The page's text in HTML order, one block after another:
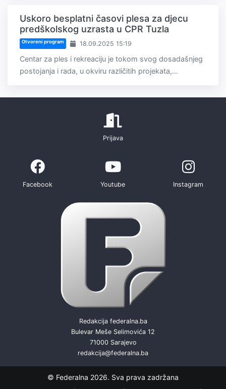
Uskoro besplatni časovi plesa za djecu
predškolskog uzrasta u CPR Tuzla
Otvoreni program 18.09.2025 15:19
Centar za ples i rekreaciju je tokom svog dosadašnjeg
postojanja i rada, u okviru različitih projekata,...
Prijava
Facebook Youtube Instagram
Redakcija federalna.ba
Bulevar Meše Selimovića 12
71000 Sarajevo
redakcija@federalna.ba
© Federalna 2026. Sva prava zadržana